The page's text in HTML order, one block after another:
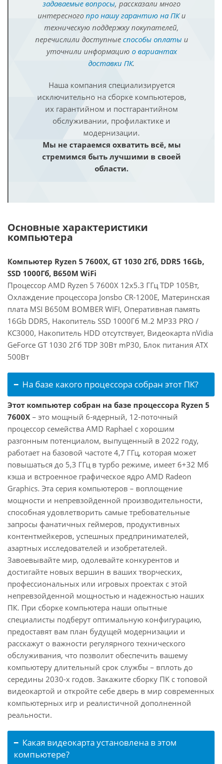
задаваемые вопросы, рассказали много
интересного про нашу гарантию на ПКи
техническую поддержку покупателей,
перечислили доступные способы оплатыи
уточнили информацию о вариантах
доставки ПК.
Наша компания специализируется
исключительно на сборке компьютеров,
их гарантийном и постгарантийном
обслуживании, профилактике и
модернизации.
Мы не стараемся охватить всё, мы
стремимся быть лучшими в своей
области.
Основные характеристики
компьютера
Компьютер Ryzen 5 7600X, GT 1030 2Гб, DDR5 16Gb,
SSD 1000Гб, B650M WiFi
Процессор AMD Ryzen 5 7600X 12x5.3 ГГц TDP 105Вт,
Охлаждение процессора Jonsbo CR-1200E, Материнская
плата MSI B650M BOMBER WIFI, Оперативная память
16Gb DDR5, Накопитель SSD 1000Гб M.2 MP33 PRO /
KC3000, Накопитель HDD отсутствует, Видеокарта nVidia
GeForce GT 1030 2Гб TDP 30Вт mP30, Блок питания ATX
500Вт
На базе какого процессора собран этот ПК?
Этот компьютер собран на базе процессора Ryzen 5
7600X – это мощный 6-ядерный, 12-поточный
процессор семейства AMD Raphael с хорошим
разгонным потенциалом, выпущенный в 2022 году,
работает на базовой частоте 4,7 ГГц, которая может
повышаться до 5,3 ГГц в турбо режиме, имеет 6+32 Мб
кэша и встроенное графическое ядро AMD Radeon
Graphics. Эта серия компьютеров – воплощение
мощности и непревзойденной производительности,
способная удовлетворить самые требовательные
запросы фанатичных геймеров, продуктивных
контентмейкеров, успешных предпринимателей,
азартных исследователей и изобретателей.
Завоевывайте мир, одолевайте конкурентов и
достигайте новых вершин в ваших творческих,
профессиональных или игровых проектах с этой
непревзойденной мощностью и надежностью наших
ПК. При сборке компьютера наши опытные
специалисты подберут оптимальную конфигурацию,
предоставят вам план будущей модернизации и
расскажут о важности регулярного технического
обслуживания, что позволит обеспечить вашему
компьютеру длительный срок службы – вплоть до
середины 2030-х годов. Закажите сборку ПК с топовой
видеокартой и откройте себе дверь в мир современных
компьютерных игр и реалистичной дополненной
реальности.
Какая видеокарта установлена в этом
компьютере?